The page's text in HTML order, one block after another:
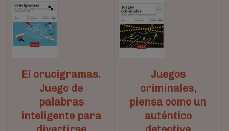
El crucigramas.
Juego de
palabras
inteligente para
Juegos
criminales,
piensa como un
auténtico